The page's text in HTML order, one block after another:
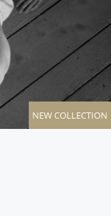
NEW COLLECTION